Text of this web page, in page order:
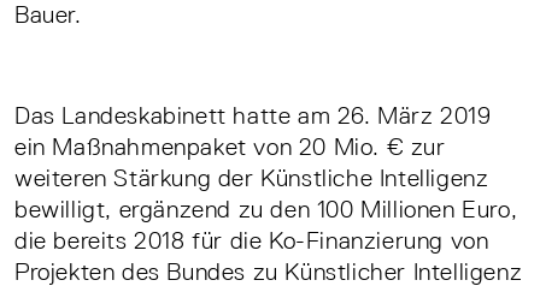
Bauer.
Das Landeskabinett hatte am 26. März 2019
ein Maßnahmenpaket von 20 Mio. € zur
weiteren Stärkung der Künstliche Intelligenz
bewilligt, ergänzend zu den 100 Millionen Euro,
die bereits 2018 für die Ko-Finanzierung von
Projekten des Bundes zu Künstlicher Intelligenz